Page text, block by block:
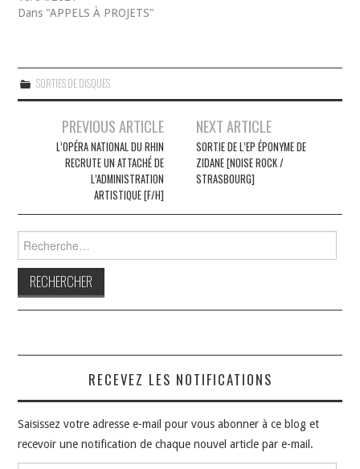
Dans "APPELS À PROJETS"
SORTIES DE DISQUES
Navigation
articles
PREVIOUS ARTICLE
L’OPÉRA NATIONAL DU RHIN
RECRUTE UN ATTACHÉ DE
L’ADMINISTRATION
ARTISTIQUE [F/H]
NEXT ARTICLE
SORTIE DE L’EP ÉPONYME DE
ZIDANE [NOISE ROCK /
STRASBOURG]
RECEVEZ LES NOTIFICATIONS
Saisissez votre adresse e-mail pour vous abonner à ce blog et
recevoir une notification de chaque nouvel article par e-mail.